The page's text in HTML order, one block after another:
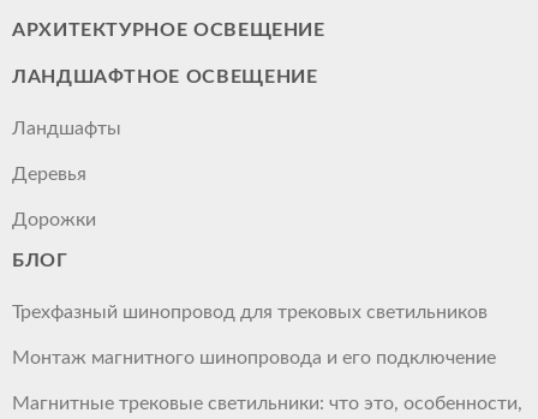
АРХИТЕКТУРНОЕ ОСВЕЩЕНИЕ
ЛАНДШАФТНОЕ ОСВЕЩЕНИЕ
Ландшафты
Деревья
Дорожки
БЛОГ
Трехфазный шинопровод для трековых светильников
Монтаж магнитного шинопровода и его подключение
Магнитные трековые светильники: что это, особенности,